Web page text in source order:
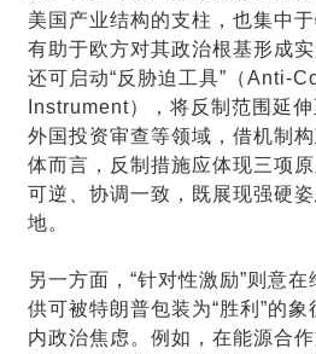
美国产业结构的支柱，也集中
有助于欧方对其政治根基形成
还可启动“反胁迫工具”（Anti-
Instrument），将反制范围延
外国投资审查等领域，借机制
体而言，反制措施应体现三项
可逆、协调一致，既展现强硬
地。
另一方面，“针对性激励”则意
供可被特朗普包装为“胜利”的
内政治焦虑。例如，在能源合